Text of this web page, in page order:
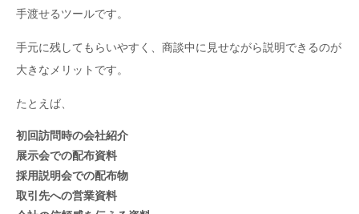
手渡せるツールです。
手元に残してもらいやすく、商談中に見せながら説明できるのが
大きなメリットです。
たとえば、
初回訪問時の会社紹介
展示会での配布資料
採用説明会での配布物
取引先への営業資料